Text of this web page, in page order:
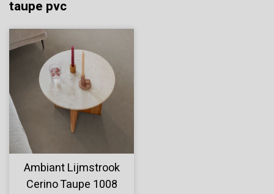
taupe pvc
Ambiant Lijmstrook
Cerino Taupe 1008